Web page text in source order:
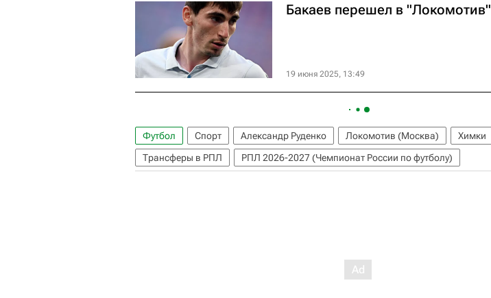
Бакаев перешел в "Локомотив"
19 июня 2025, 13:49
Футбол Спорт Александр Руденко Локомотив (Москва)
Химки
Трансферы в РПЛ
РПЛ 2026-2027 (Чемпионат России по футболу)